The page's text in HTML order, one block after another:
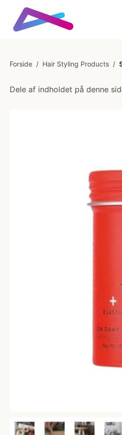
Forside / Hair Styling Products /
Dele af indholdet på denne